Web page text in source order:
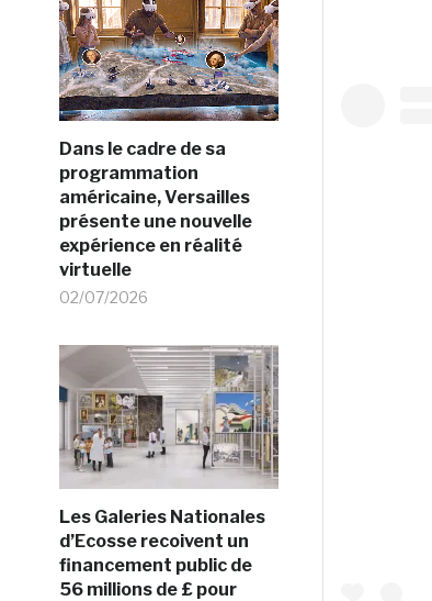
Dans le cadre de sa
programmation
américaine, Versailles
présente une nouvelle
expérience en réalité
virtuelle
02/07/2026
Les Galeries Nationales
d’Ecosse recoivent un
financement public de
56 millions de £ pour